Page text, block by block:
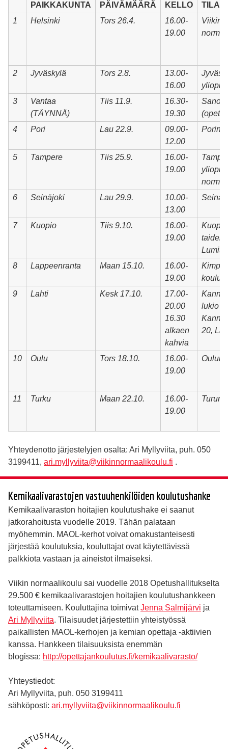
PAIKKAKUNTA PÄIVÄMÄÄRÄ KELLO
TILA
1
Helsinki Tors 26.4.
16.00-
19.00
Viikin
2 Jyväskylä Tors 2.8.
13.00-
16.00
3
Vantaa
(TÄYNNÄ)
Tiis 11.9.
16.30-
19.30
4
Pori Lau 22.9.
09.00-
12.00
Porin
5 Tampere Tiis 25.9.
16.00-
19.00
6
Seinäjoki Lau 29.9.
10.00-
13.00
7 Kuopio Tiis 9.10.
16.00-
19.00
Lumit
8
Lappeenranta Maan 15.10.
16.00-
19.00
koulu
9
Lahti Kesk 17.10.
17.00-
20.00
16.30
alkaen
kahvia
lukio
20,
10 Oulu Tors 18.10.
16.00-
19.00
Oulun
11 Turku Maan 22.10.
16.00-
19.00
Turun
Yhteydenotto järjestelyjen osalta: Ari Myllyviita, puh. 050
3199411, ari.myllyviita@viikinnormaalikoulu.fi .
Kemikaalivarastojen vastuuhenkilöiden koulutushanke
Kemikaalivaraston hoitajien koulutushake ei saanut
jatkorahoitusta vuodelle 2019. Tähän palataan
myöhemmin. MAOL-kerhot voivat omakustanteisesti
järjestää koulutuksia, kouluttajat ovat käytettävissä
palkkiota vastaan ja aineistot ilmaiseksi.
Viikin normaalikoulu sai vuodelle 2018 Opetushallitukselta
29.500 € kemikaalivarastojen hoitajien koulutushankkeen
toteuttamiseen. Kouluttajina toimivatJenna Salmijärvi ja
Ari Myllyviita. Tilaisuudet järjestettiin yhteistyössä
paikallisten MAOL-kerhojen ja kemian opettaja -aktiivien
kanssa. Hankkeen tilaisuuksista enemmän
blogissa: http://opettajankoulutus.fi/kemikaalivarasto/
Yhteystiedot:
Ari Myllyviita, puh. 050 3199411
sähköposti: ari.myllyviita@viikinnormaalikoulu.fi